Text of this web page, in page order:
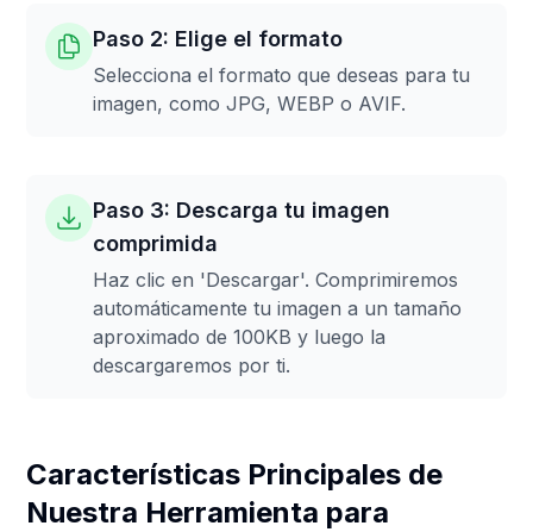
Paso 2: Elige el formato
Selecciona el formato que deseas para tu
imagen, como JPG, WEBP o AVIF.
Paso 3: Descarga tu imagen
comprimida
Haz clic en 'Descargar'. Comprimiremos
automáticamente tu imagen a un tamaño
aproximado de 100KB y luego la
descargaremos por ti.
Características Principales de
Nuestra Herramienta para